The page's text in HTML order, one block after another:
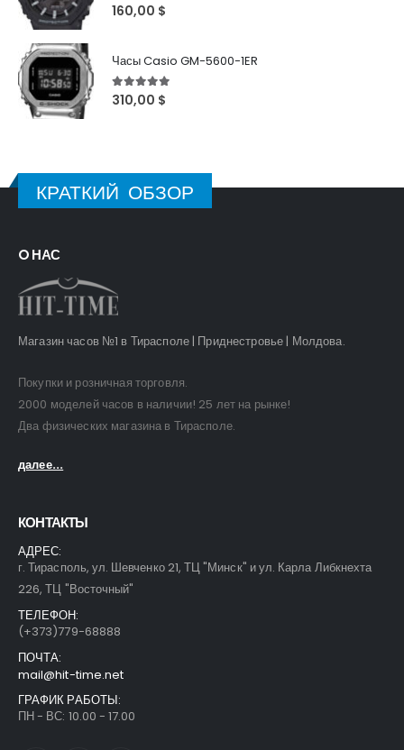
5out of 5
160,00 $
Часы Casio GM-5600-1ER
5out of 5
310,00 $
КРАТКИЙ ОБЗОР
O НАС
Магазин часов №1 в Тирасполе | Приднестровье | Молдова.
Покупки и розничная торговля.
2000 моделей часов в наличии! 25 лет на рынке!
Два физических магазина в Тирасполе.
далее...
КОНТАКТЫ
АДРЕС:
г. Тирасполь, ул. Шевченко 21, ТЦ "Минск" и ул. Карла Либкнехта
226, ТЦ "Восточный"
ТЕЛЕФОН:
(+373)779-68888
ПОЧТА:
mail@hit-time.net
ГРАФИК РАБОТЫ:
ПН - ВС: 10.00 - 17.00